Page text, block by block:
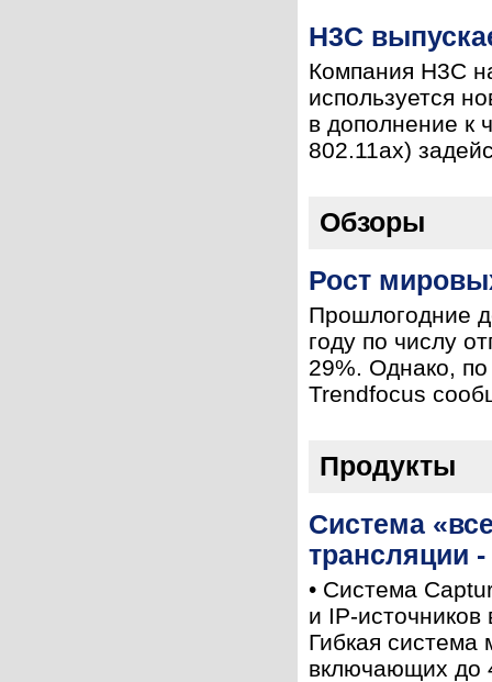
H3C
Компания H3C
используется
в дополнение к
802.11ax)
Обзоры
Рост
Прошлогодние
году по числу
29%. Однако, по
Trendfocus
Продукты
Система
трансляции
• Система
и IP-
Гибкая система
включающих до